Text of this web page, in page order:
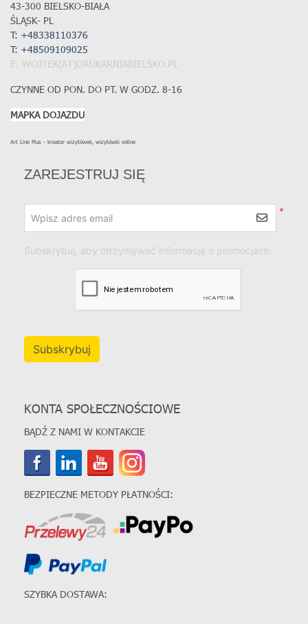
43-300 BIELSKO-BIAŁA
ŚLĄSK- PL
T: +48338110376
T: +48509109025
E: WOJTEK(AT)DRUKARNIABIELSKO.PL
CZYNNE OD PON. DO PT. W GODZ. 8-16
MAPKA DOJAZDU
Art Line Plus - kreator wizytówek, wizytówki online
ZAREJESTRUJ SIĘ
*
Wpisz adres email
Subskrybuj, aby otrzymywać informację o promocjach.
Subskrybuj
KONTA SPOŁECZNOŚCIOWE
BĄDŹ Z NAMI W KONTAKCIE
BEZPIECZNE METODY PŁATNOŚCI:
SZYBKA DOSTAWA: